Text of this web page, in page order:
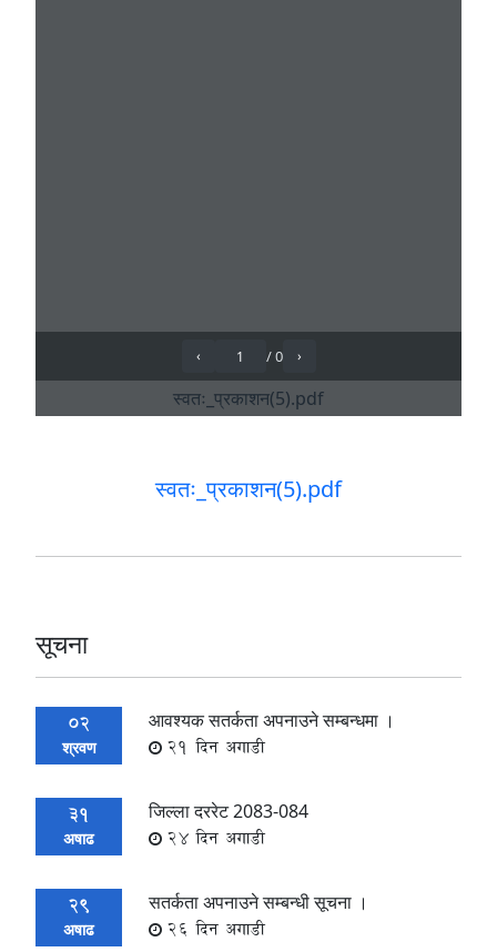
स्वतः_प्रकाशन(5).pdf
सूचना
02
श्रवण
आवश्यक सतर्कता अपनाउने सम्बन्धमा ।
21 दिन अगाडी
31
अषाढ
जिल्ला दररेट 2083-084
24 दिन अगाडी
29
अषाढ
सतर्कता अपनाउने सम्बन्धी सूचना ।
26 दिन अगाडी